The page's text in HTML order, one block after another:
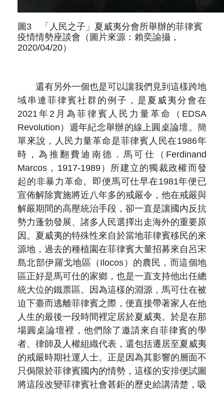
圖3 「人民之子」夏威夷分會所舉辦的菲律賓
疫情情勢座談會（圖片來源：賴奕諭攝，
2020/04/20）
還有另外一個也是可以讓我們見到這樣跨地
域串連菲律賓社群的例子，是夏威夷分會在
2021年2月為菲律賓人民力量革命（EDSA
Revolution）週年紀念舉辦的線上圓桌論壇。簡
單來說，人民力量革命是菲律賓人民在1986年
時，為推翻費迪南德．馬可仕（Ferdinand
Marcos，1917-1989）所建立的獨裁政權而發
起的非暴力革命。即便馬可仕早在1981年便已
宣佈解除實施將近八年多的戒嚴令，他在戒嚴與
解嚴期間的高壓統治手段，卻一直是讓國內反抗
勢力蓬勃發展、諸多人民選擇出走海外的重要原
因。夏威夷的特殊性來自於當地菲律賓移民的來
源地，過去的種植園在菲律賓大量招募來自呂宋
島北部伊羅戈地區（Ilocos）的農民，而這個地
區正好是馬可仕的家鄉，也是一直支持他出任總
統大位的鐵票區。因為這樣的淵源，馬可仕在被
迫下臺而逃離菲律賓之際，便直接帶著家人在他
人生的最後一段時間裡定居於夏威夷。於是在那
場圓桌論壇裡，他們除了邀請來自菲律賓的學
者、律師及人權組織代表，還包括遷居至夏威夷
的戒嚴時期社運人士。正是因為其影響的層面不
只侷限於菲律賓國內的情勢，這樣的安排便試圖
將這段改變菲律賓社會甚鉅的歷史給講清楚，吸